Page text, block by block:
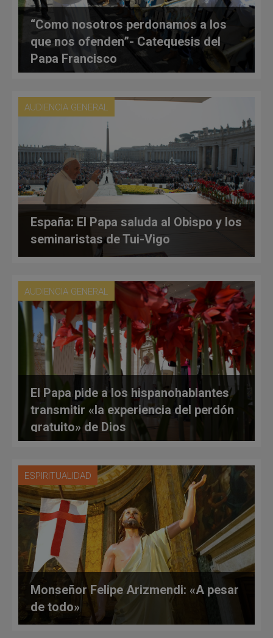
“Como nosotros perdonamos a los
que nos ofenden”- Catequesis del
Papa Francisco
AUDIENCIA GENERAL
España: El Papa saluda al Obispo y los
seminaristas de Tui-Vigo
AUDIENCIA GENERAL
El Papa pide a los hispanohablantes
transmitir «la experiencia del perdón
gratuito» de Dios
ESPIRITUALIDAD
Monseñor Felipe Arizmendi: «A pesar
de todo»